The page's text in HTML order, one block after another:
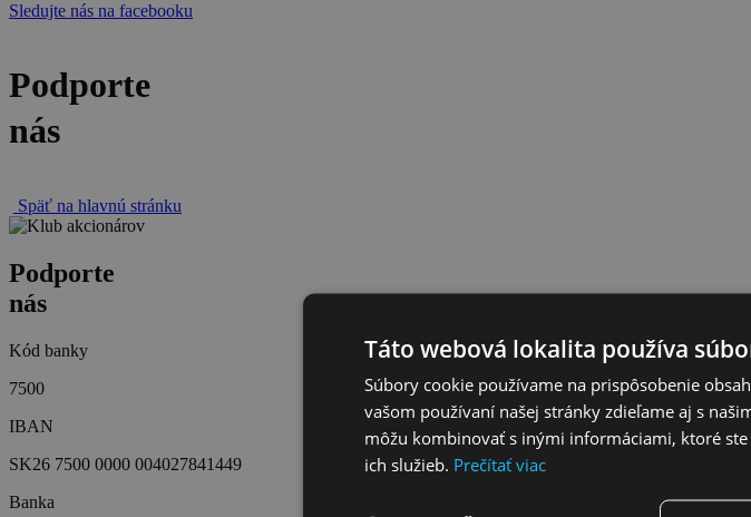
Sledujte nás na facebooku
Podporte
nás
Späť na hlavnú stránku
Podporte
nás
Kód banky
7500
IBAN
SK26 7500 0000 004027841449
Banka
Táto webová lokalita používa
Súbory cookie používame na prispôsobenie
vašom používaní našej stránky zdieľame aj s
môžu kombinovať s inými informáciami, ktoré
ich služieb. Prečítať viac